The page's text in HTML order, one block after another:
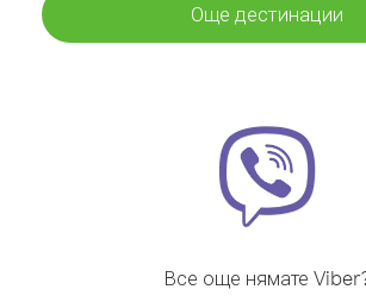
Още дестинации
Все още нямате